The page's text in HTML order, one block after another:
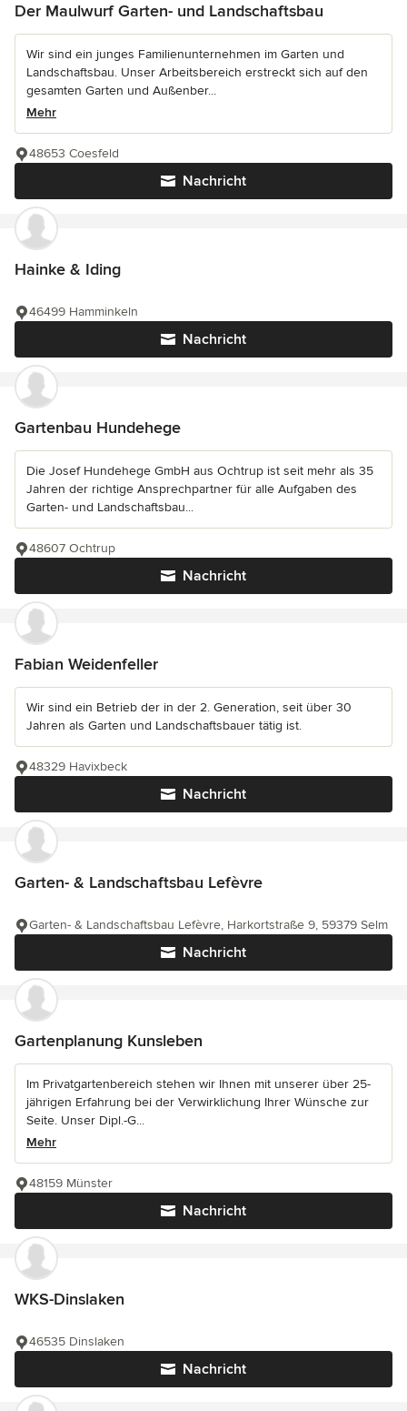
Der Maulwurf Garten- und Landschaftsbau
Wir sind ein junges Familienunternehmen im Garten und
Landschaftsbau. Unser Arbeitsbereich erstreckt sich auf den
gesamten Garten und Außenber...
Mehr
Nachricht
48653 Coesfeld
Hainke & Iding
Nachricht
46499 Hamminkeln
Gartenbau Hundehege
Die Josef Hundehege GmbH aus Ochtrup ist seit mehr als 35
Jahren der richtige Ansprechpartner für alle Aufgaben des
Garten- und Landschaftsbau...
Nachricht
48607 Ochtrup
Fabian Weidenfeller
Wir sind ein Betrieb der in der 2. Generation, seit über 30
Jahren als Garten und Landschaftsbauer tätig ist.
Nachricht
48329 Havixbeck
Garten- & Landschaftsbau Lefèvre
Nachricht
Garten- & Landschaftsbau Lefèvre, Harkortstraße 9, 59379 Selm
Gartenplanung Kunsleben
Im Privatgartenbereich stehen wir Ihnen mit unserer über 25-
jährigen Erfahrung bei der Verwirklichung Ihrer Wünsche zur
Seite. Unser Dipl.-G...
Mehr
Nachricht
48159 Münster
WKS-Dinslaken
Nachricht
46535 Dinslaken